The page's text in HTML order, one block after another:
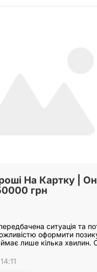
На Картку |
грн
ситуація та
оформити
лише кілька хвилин.